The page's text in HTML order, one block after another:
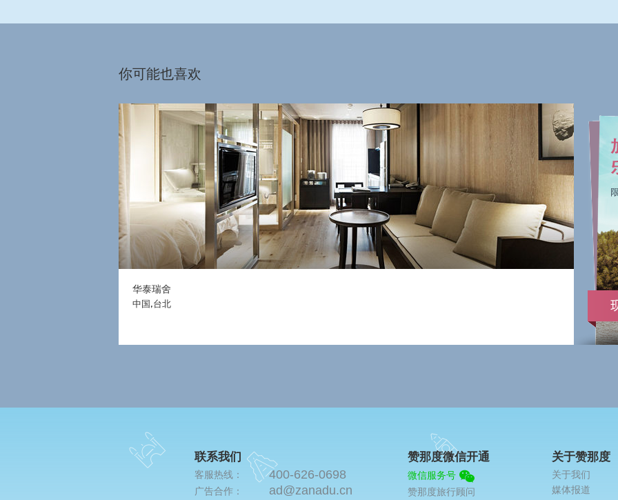
你可能也喜欢
华泰瑞舍
中国,台北
联系我们
客服热线： 400-626-0698
广告合作： ad@zanadu.cn
赞那度微信开通
微信服务号
赞那度旅行顾问
关于赞那度
关于我们
媒体报道